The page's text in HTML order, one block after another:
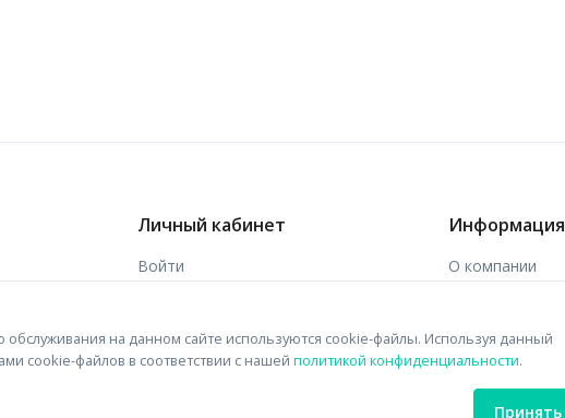
Личный кабинет
Войти
Информация
О компании
Контакты
на данном сайте используются cookie-файлы. Используя данный
cookie-файлов в соответствии с нашей политикой конфиденциальности.
Принять